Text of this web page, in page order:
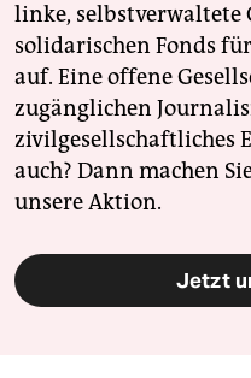
linke, selbstverwaltete
solidarischen Fonds
auf. Eine offene
zugänglichen
zivilgesellschaftliches
auch? Dann machen
unsere Aktion.
Jetzt